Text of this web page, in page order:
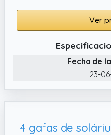
Ver
Fecha de
23-